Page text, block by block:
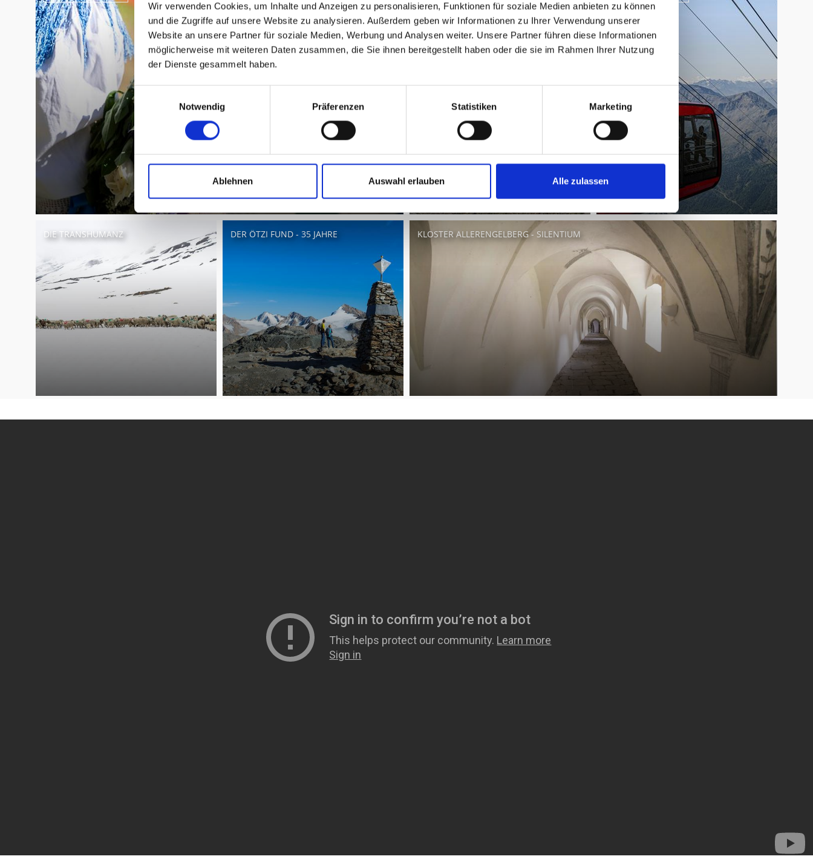
Wir verwenden Cookies, um Inhalte und Anzeigen zu personalisieren, Funktionen für soziale Medien anbieten zu können
und die Zugriffe auf unsere Website zu analysieren. Außerdem geben wir Informationen zu Ihrer Verwendung unserer
Website an unsere Partner für soziale Medien, Werbung und Analysen weiter. Unsere Partner führen diese Informationen
möglicherweise mit weiteren Daten zusammen, die Sie ihnen bereitgestellt haben oder die sie im Rahmen Ihrer Nutzung
der Dienste gesammelt haben.
Einwilligungsauswahl
Notwendig
Präferenzen Statistiken Marketing
Ablehnen Auswahl erlauben Alle zulassen
DIE TRANSHUMANZ DER ÖTZI FUND - 35 JAHRE KLOSTER ALLERENGELBERG - SILENTIUM